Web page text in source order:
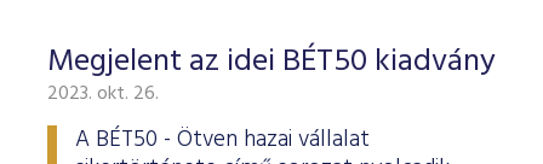
Jelzáloglevél indexek
Vállalati kötvény indexek
Azonnali Piac
Részvények
Származékos piac
Részvény szekció
Hitelpapír szekció
BÉT szabályzatok
Befektetővédelem
Alkalmazott díjstruktúra
Elszámolás
Részvény és vállalati kötvény tőzsdei bevezetését
program
BÉT Xtend - Részvénypiac egyszerűen
TŐZSDETAGOK
Tőzsdetagok, üzletkötők
VENDOROK
Megjelent az idei BÉT50 kiadvány
2023. okt. 26.
A BÉT50 - Ötven hazai vállalat